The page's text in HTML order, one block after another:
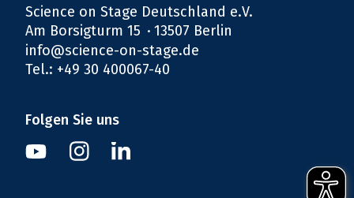
Science on Stage Deutschland e.V.
Am Borsigturm 15
13507 Berlin
info@science-on-stage.de
Tel.: +49 30 400067-40
Folgen Sie uns
YoutubeInstagramLinkedin